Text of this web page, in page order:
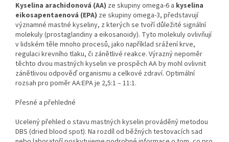
Kyselina arachidonová (AA) ze skupiny omega-6 a kyselina
eikosapentaenová (EPA) ze skupiny omega-3, představují
významné mastné kyseliny, z kterých se tvoří důležité signální
molekuly (prostaglandiny a eikosanoidy). Tyto molekuly ovlivňují
v lidském těle mnoho procesů, jako například srážení krve,
regulaci krevního tlaku, či zánětlivé reakce. Výrazný nepoměr
těchto dvou mastných kyselin ve prospěch AA by mohl ovlivnit
zánětlivou odpověď organismu a celkové zdraví. Optimální
rozsah pro poměr AA:EPA je 2,5:1 – 11:1.
Přesné a přehledné
Ucelený přehled o stavu mastných kyselin prováděný metodou
DBS (dried blood spot). Na rozdíl od běžných testovacích sad